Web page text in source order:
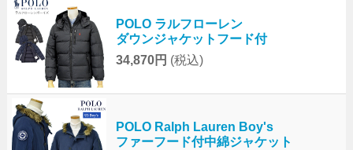
POLO ラルフローレン
ダウンジャケットフード付
34,870円 (税込)
POLO Ralph Lauren Boy's
ファーフード付中綿ジャケット